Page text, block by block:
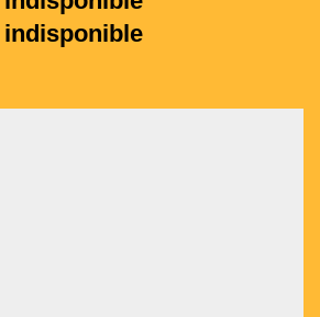
indisponible